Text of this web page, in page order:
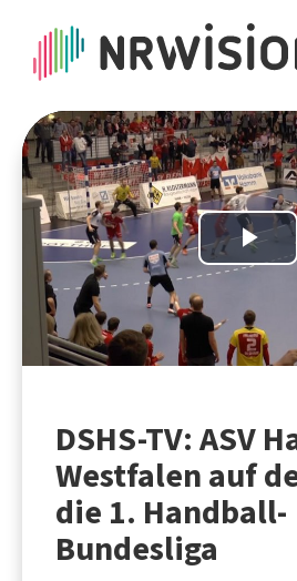
DSHS-TV: ASV
Westfalen auf
die 1. Handball-
Bundesliga